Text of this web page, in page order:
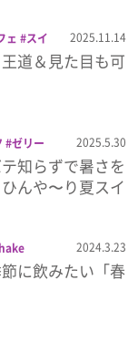
ェ
スイ
マッテ
2025.11.14
道＆見た目も可
ゼリー
ン メロ
疋屋
東
2025.5.30
知らずで暑さを
んや〜り夏スイ
コレート
2024.3.23
に飲みたい「春